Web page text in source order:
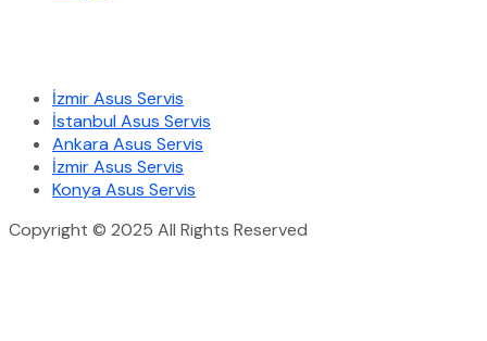
İzmir Asus Servis
İstanbul Asus Servis
Ankara Asus Servis
İzmir Asus Servis
Konya Asus Servis
Copyright © 2025 All Rights Reserved